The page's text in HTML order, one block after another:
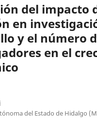
del impacto
en
y el número
en el
del Estado de Hidalgo